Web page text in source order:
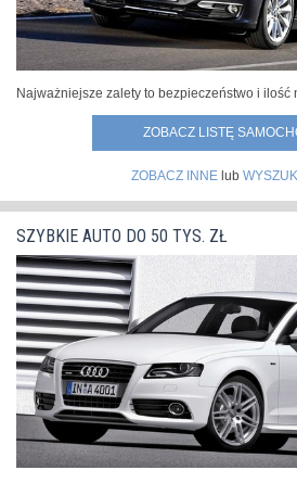
Najważniejsze zalety to bezpieczeństwo i ilość
ZOBACZ LISTĘ
ZOBACZ INNElub
SZYBKIE AUTO DO 50 TYS. ZŁ